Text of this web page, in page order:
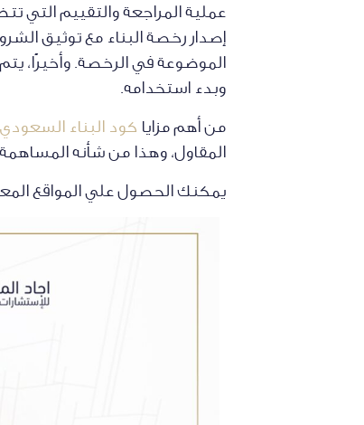
عملية المراجعة والتقييم التي
إصدار رخصة البناء مع توثيق
الموضوعة في الرخصة. وأخيرًا،
وبدء استخدامه.
من أهم مزايا كود البناء السعودي
المقاول، وهذا من شأنه المساهمة
يمكنك الحصول علي المواقع